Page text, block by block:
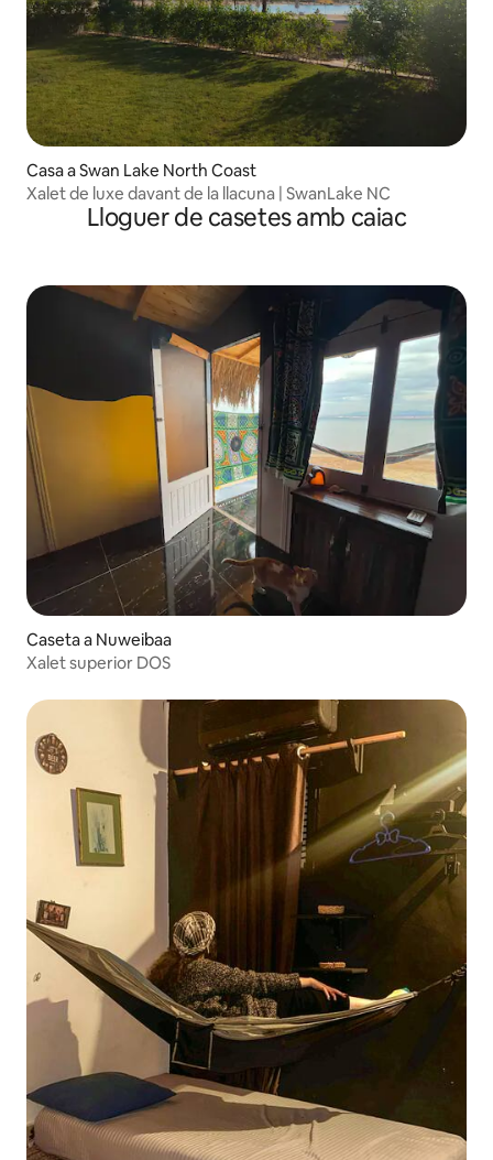
Casa a Swan Lake North Coast
Xalet de luxe davant de la llacuna | SwanLake NC
Lloguer de casetes amb caiac
Caseta a Nuweibaa
Xalet superior DOS